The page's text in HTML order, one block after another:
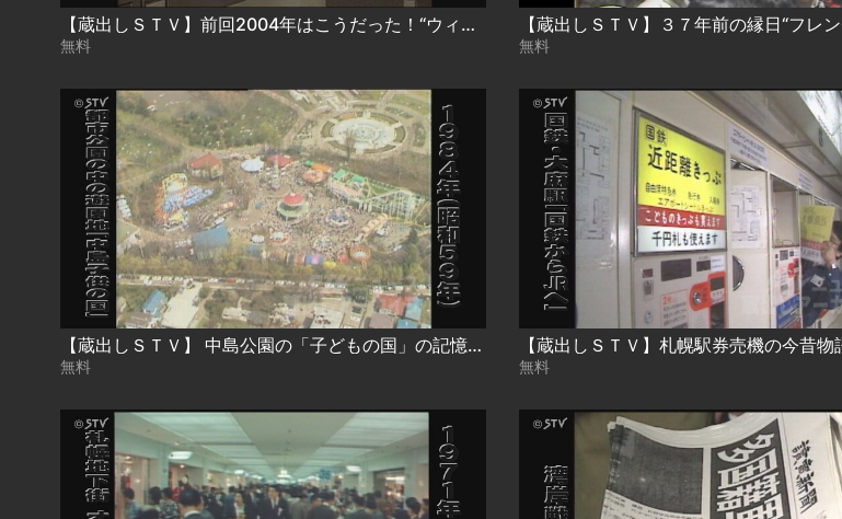
【蔵出しＳＴＶ】前回2004年はこうだった！“ウィズユーカード”の表記も懐かしい券売機も…20年前・当時のニュースで振り返る「新紙幣発行」
無料 無料
【蔵出しＳＴＶ】 中島公園の「子どもの国」の記憶 「ボブスター」に「ループ＆コーク」札幌っ子の憧れの遊具が映像で蘇る 今週は札幌祭り…中島公園の縁日も
無料 無料